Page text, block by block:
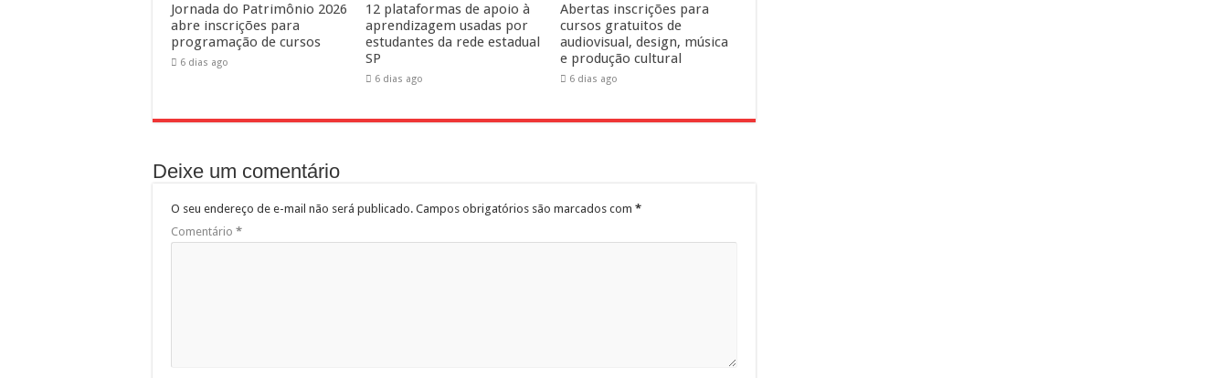
Jornada do Patrimônio 2026
abre inscrições para
programação de cursos
6 dias ago
12 plataformas de apoio à
aprendizagem usadas por
estudantes da rede estadual
SP
6 dias ago
Abertas inscrições para
cursos gratuitos de
audiovisual, design, música
e produção cultural
6 dias ago
Deixe um comentário
O seu endereço de e-mail não será publicado. Campos obrigatórios são marcados com *
Comentário *